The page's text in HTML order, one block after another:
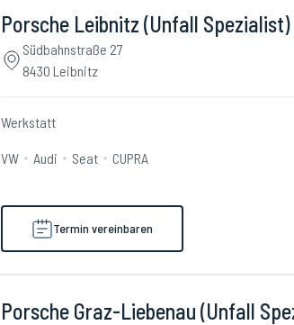
Porsche Leibnitz (Unfall Spezialist)
Südbahnstraße 27
8430 Leibnitz
Werkstatt
VW Audi Seat CUPRA
Termin vereinbaren
Porsche Graz-Liebenau (Unfall